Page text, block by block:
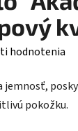
hodnotenia
jemnosť,
pokožku.